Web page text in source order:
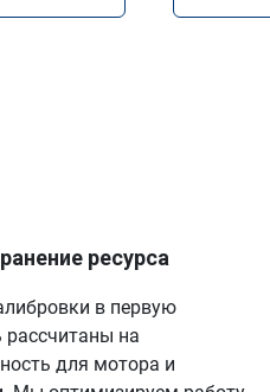
ресурса
в первую
рассчитаны на
для мотора и